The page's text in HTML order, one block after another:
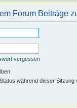
Forum Beiträge
vergessen
während dieser Sitzung